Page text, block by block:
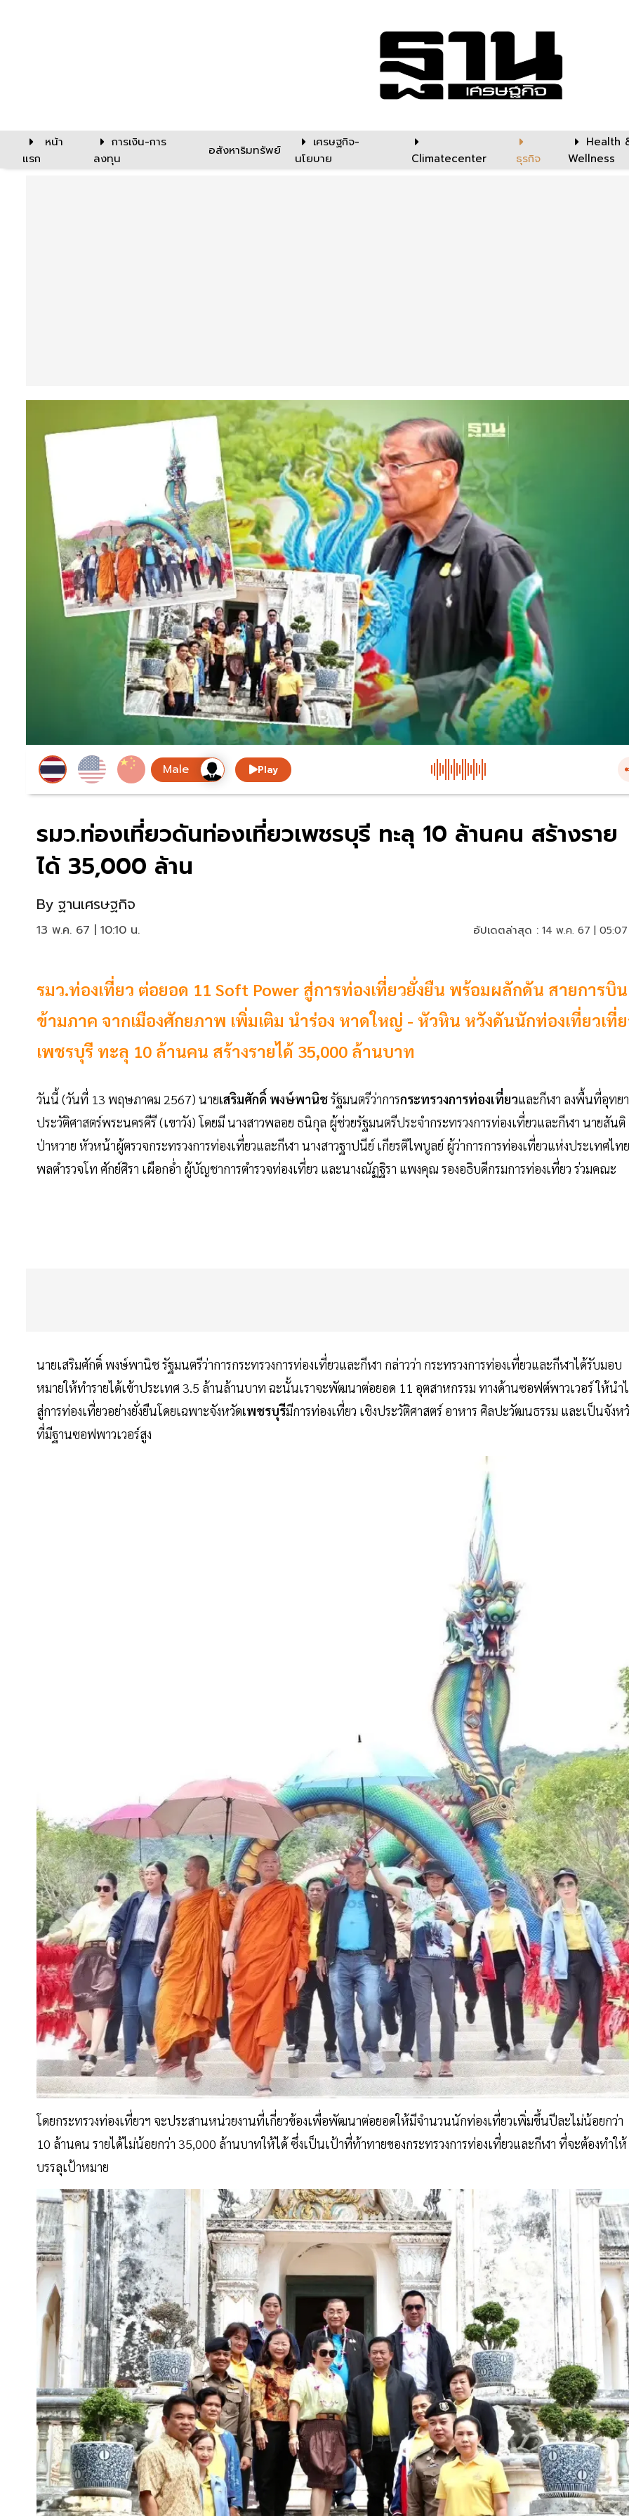
หน้า
แรก
การเงิน-การ
ลงทุน
อสังหาริมทรัพย์
เศรษฐกิจ-
นโยบาย
Climatecenter ธุรกิจ
Health
Wellness
Play
รมว.ท่องเที่ยวดันท่องเที่ยวเพชรบุรี ทะลุ 10 ล้านคน สร้างราย
ได้ 35,000 ล้าน
By ฐานเศรษฐกิจ
13 พ.ค. 67 | 10:10 น. อัปเดตล่าสุด : 14 พ.ค. 67 |
รมว.ท่องเที่ยว ต่อยอด 11 Soft Power สู่การท่องเที่ยวยั่งยืน พร้อมผลักดัน สายการบิน
ข้ามภาค จากเมืองศักยภาพ เพิ่มเติม นำร่อง หาดใหญ่ - หัวหิน หวังดันนักท่องเที่ยวเที่
เพชรบุรี ทะลุ 10 ล้านคน สร้างรายได้ 35,000 ล้านบาท
วันนี้ (วันที่ 13 พฤษภาคม 2567) นายเสริมศักดิ์ พงษ์พานิชรัฐมนตรีว่าการกระทรวงการท่องเที่ยวและกีฬา ลงพื้นที่อุทย
ประวัติศาสตร์พระนครคีรี (เขาวัง) โดยมี นางสาวพลอย ธนิกุล ผู้ช่วยรัฐมนตรีประจำกระทรวงการท่องเที่ยวและกีฬา นายสันติ
ป่าหวาย หัวหน้าผู้ตรวจกระทรวงการท่องเที่ยวและกีฬา นางสาวฐาปนีย์ เกียรติไพบูลย์ ผู้ว่าการการท่องเที่ยวแห่งประเทศไทย
พลตำรวจโท ศักย์ศิรา เผือกอ่ำ ผู้บัญชาการตำรวจท่องเที่ยว และนางณัฏฐิรา แพงคุณ รองอธิบดีกรมการท่องเที่ยว ร่วมคณะ
นายเสริมศักดิ์ พงษ์พานิช รัฐมนตรีว่าการกระทรวงการท่องเที่ยวและกีฬา กล่าวว่า กระทรวงการท่องเที่ยวและกีฬาได้รับมอบ
หมายให้ทำรายได้เข้าประเทศ 3.5 ล้านล้านบาท ฉะนั้นเราจะพัฒนาต่อยอด 11 อุตสาหกรรม ทางด้านซอฟต์พาวเวอร์ ให้นำ
สู่การท่องเที่ยวอย่างยั่งยืนโดยเฉพาะจังหวัดเพชรบุรีมีการท่องเที่ยว เชิงประวัติศาสตร์ อาหาร ศิลปะวัฒนธรรม และเป็นจังห
ที่มีฐานซอฟพาวเวอร์สูง
โดยกระทรวงท่องเที่ยวฯ จะประสานหน่วยงานที่เกี่ยวข้องเพื่อพัฒนาต่อยอดให้มีจำนวนนักท่องเที่ยวเพิ่มขึ้นปีละไม่น้อยกว่า
10 ล้านคน รายได้ไม่น้อยกว่า 35,000 ล้านบาทให้ได้ ซึ่งเป็นเป้าที่ท้าทายของกระทรวงการท่องเที่ยวและกีฬา ที่จะต้องทำให้
บรรลุเป้าหมาย